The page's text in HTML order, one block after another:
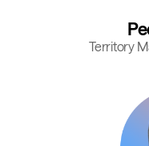
Territory